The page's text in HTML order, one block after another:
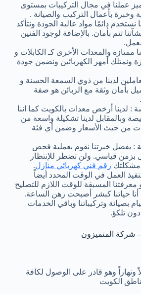
عملنا في مجال التركيبات بمستوى
وخبرة بأعمال التركيب والصيانة .
نستخدم دائمًا مواد عالية الجودة ونتأكد
تتم بأمان. بالإضافة لوجود الفنين
ممتازة والمعدات الأخرى كـ الكابلات و
ونمتلك أمهر الكهربائين ونضمن جودة
لدينا من ذوي السمعة الحسنة و
بأمان وثقة مع الزبائن هو صفة
: لدينا أرخص معدات بالكويت كما اننا
وبالمقابل لدينا تشكيلة واسعة من
من حيث الأسعار وضمن أي فئة
: بفضل خبرتنا نقوم بعملية فحص
بزمن قياسي. ولن تضطر للإنتظار
مشكلتك رقم فني كهربائي منازل.
العمل في الوقت المحدد أيضاً
معرفتنا المسبقة للوقت اللازم للتصليح
أنا حياتنا كبشر أصبحت رهن الساعة.
بصيانة وتركيباتنا وباقي الخدمات
تلكؤ.
شركة المتميزون
ونهاراً وهو قادر على الوصول لكافة
الكويت